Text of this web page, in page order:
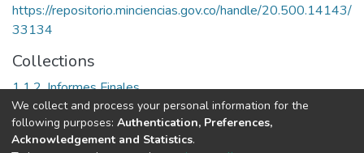
https://repositorio.minciencias.gov.co/handle/20.500.14143/
33134
Collections
1.1.2. Informes Finales
Full item page
We collect and process your personal information for the
following purposes: Authentication, Preferences,
Acknowledgement and Statistics.